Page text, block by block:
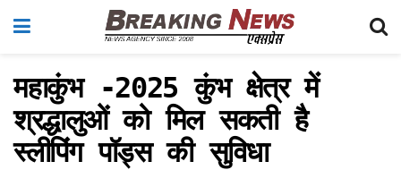
महाकुंभ -2025 कुंभ क्षेत्र में
श्रद्धालुओं को मिल सकती है
स्लीपिंग पॉड्स की सुविधा